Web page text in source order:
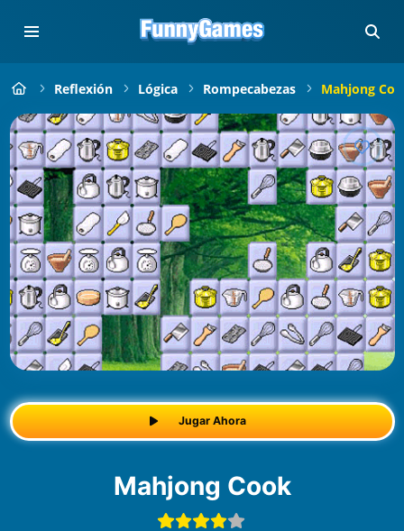
Reflexión Lógica Rompecabezas Mahjong
Jugar Ahora
Mahjong Cook